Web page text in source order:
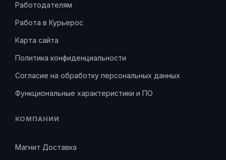
Работодателям
Работа в Курьерос
Карта сайта
Политика конфиденциальности
Согласие на обработку персональных данных
Функциональные характеристики и ПО
КОМПАНИИ
Магнит Доставка